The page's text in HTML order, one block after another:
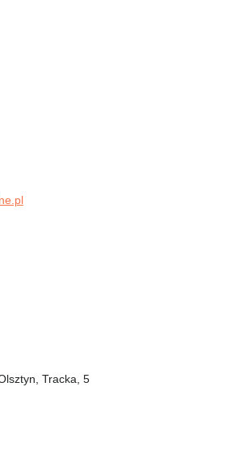
Tracka, 5